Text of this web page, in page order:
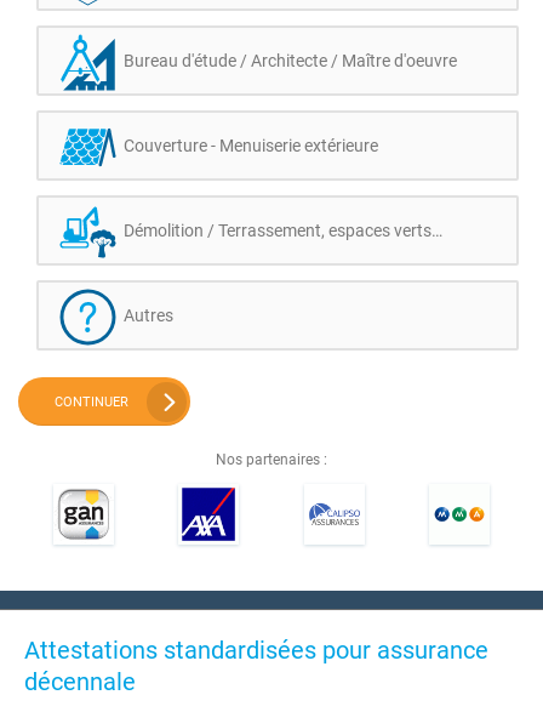
Bureau d'étude / Architecte / Maître d'oeuvre
Couverture - Menuiserie extérieure
Démolition / Terrassement, espaces verts…
Autres
CONTINUER
Nos partenaires :
Attestations standardisées pour assurance
décennale